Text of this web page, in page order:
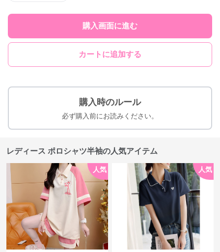
購入画面に進む
カートに追加する
購入時のルール
必ず購入前にお読みください。
レディース ポロシャツ半袖の人気アイテム
人気 人気